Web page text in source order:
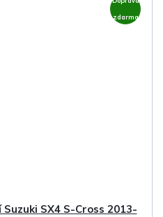
zdarma
SX4 S-Cross 2013-